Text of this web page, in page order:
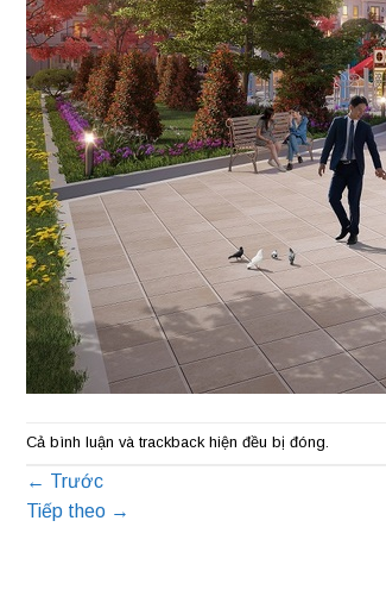
Cả bình luận và trackback hiện đều bị đóng.
← Trước
Tiếp theo →